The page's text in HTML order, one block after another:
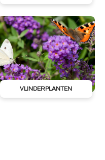
VLINDERPLANTEN